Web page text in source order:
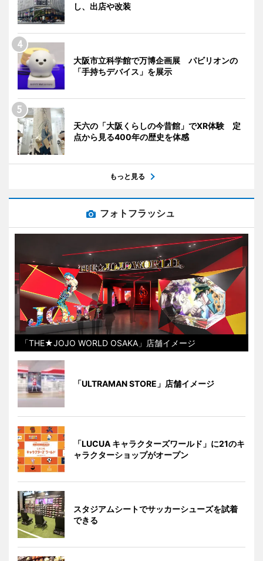
し、出店や改装
大阪市立科学館で万博企画展 パビリオンの
「手持ちデバイス」を展示
天六の「大阪くらしの今昔館」でXR体験 定
点から見る400年の歴史を体感
もっと見る
フォトフラッシュ
「THE★JOJO WORLD OSAKA」店舗イメージ
「ULTRAMAN STORE」店舗イメージ
「LUCUA キャラクターズワールド」に21のキ
ャラクターショップがオープン
スタジアムシートでサッカーシューズを試着
できる